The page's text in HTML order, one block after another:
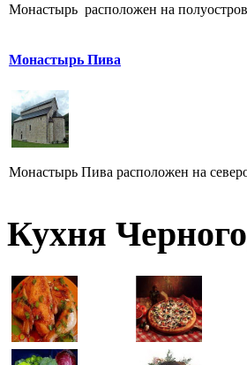
Монастырь расположен на
Монастырь Пива
Монастырь Пива расположен на
Кухня